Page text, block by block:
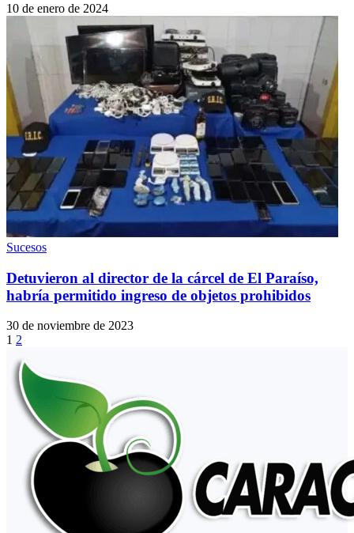
10 de enero de 2024
Sucesos
Detuvieron al director de la cárcel de El Paraíso,
habría permitido ingreso de objetos prohibidos
30 de noviembre de 2023
1 2